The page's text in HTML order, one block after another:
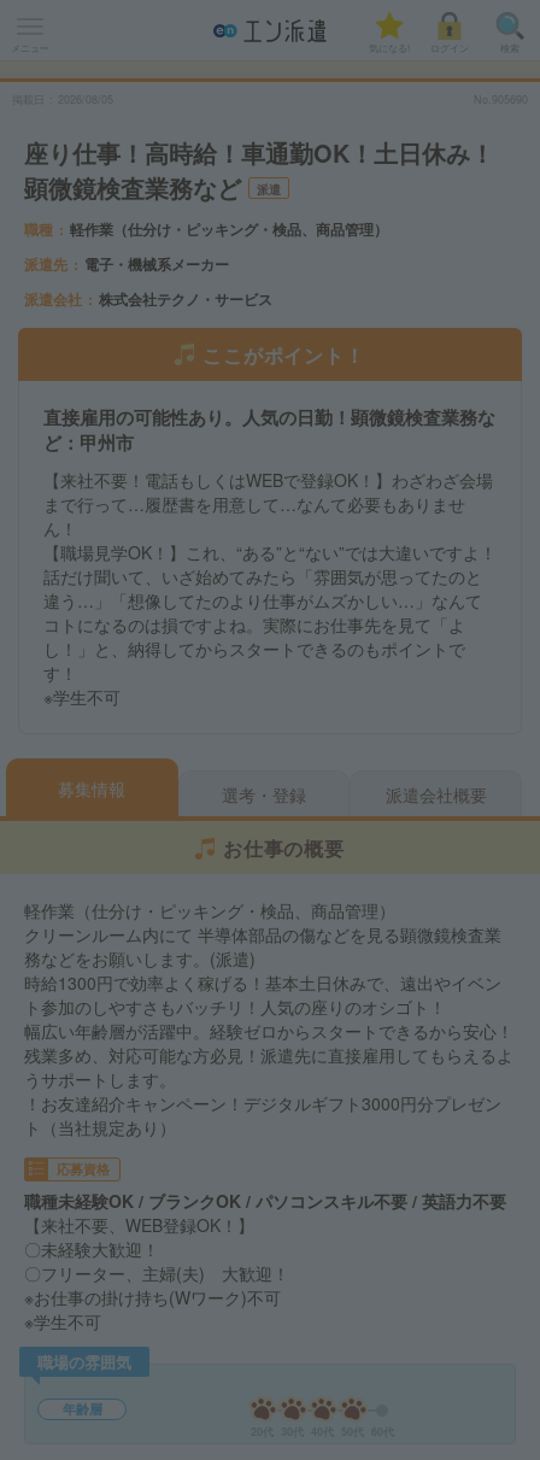
メニュー 気になる! 検索
05 No.905690
座り仕事！高時給！車通勤OK！土日休み！
顕微鏡検査業務など
派遣
職種
軽作業（仕分け・ピッキング・検品、商品管理）
派遣先
電子・機械系メーカー
派遣会社
株式会社テクノ・サービス
ここがポイント！
直接雇用の可能性あり。人気の日勤！顕微鏡検査業務な
ど：甲州市
【来社不要！電話もしくはWEBで登録OK！】わざわざ会場
まで行って…履歴書を用意して…なんて必要もありませ
ん！
【職場見学OK！】これ、“ある”と“ない”では大違いですよ！
話だけ聞いて、いざ始めてみたら「雰囲気が思ってたのと
違う…」「想像してたのより仕事がムズかしい…」なんて
コトになるのは損ですよね。実際にお仕事先を見て「よ
し！」と、納得してからスタートできるのもポイントで
す！
※学生不可
募集情報 選考・登録 派遣会社概要
お仕事の概要
軽作業（仕分け・ピッキング・検品、商品管理）
クリーンルーム内にて 半導体部品の傷などを見る顕微鏡検査業
務などをお願いします。(派遣)
時給1300円で効率よく稼げる！基本土日休みで、遠出やイベン
ト参加のしやすさもバッチリ！人気の座りのオシゴト！
幅広い年齢層が活躍中。経験ゼロからスタートできるから安心！
残業多め、対応可能な方必見！派遣先に直接雇用してもらえるよ
うサポートします。
！お友達紹介キャンペーン！デジタルギフト3000円分プレゼン
ト（当社規定あり）
応募資格
職種未経験OK / ブランクOK / パソコンスキル不要 / 英語力不要
【来社不要、WEB登録OK！】
〇未経験大歓迎！
〇フリーター、主婦(夫) 大歓迎！
※お仕事の掛け持ち(Wワーク)不可
※学生不可
職場の雰囲気
年齢層